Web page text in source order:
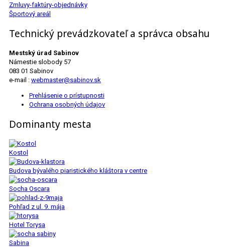
Zmluvy-faktúry-objednávky
Športový areál
Technický prevádzkovateľ a správca obsahu
Mestský úrad Sabinov
Námestie slobody 57
083 01 Sabinov
e-mail : webmaster@sabinov.sk
Prehlásenie o prístupnosti
Ochrana osobných údajov
Dominanty mesta
Kostol
Budova bývalého piaristického kláštora v centre
Socha Oscara
Pohľad z ul. 9. mája
Hotel Torysa
Sabina